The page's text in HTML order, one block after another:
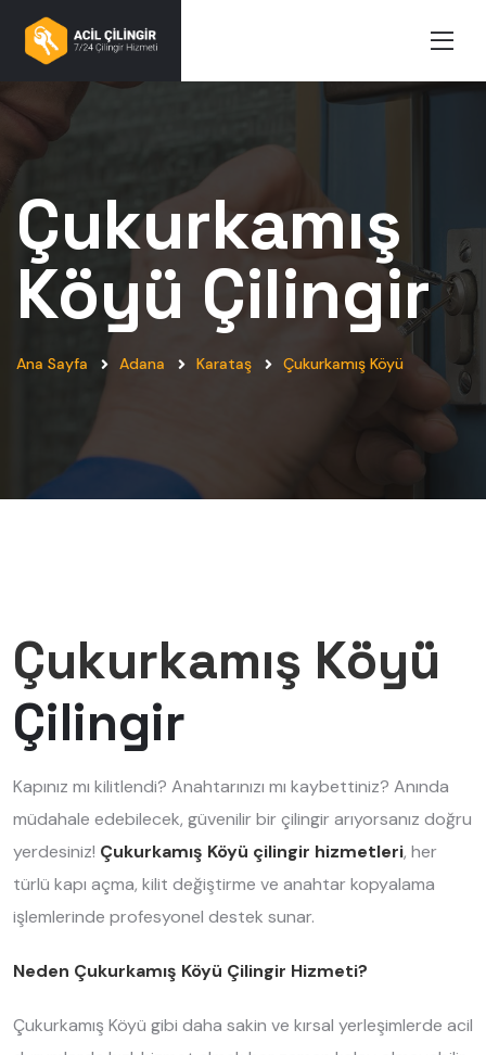
Çukurkamış
Köyü Çilingir
Ana Sayfa Adana Karataş Çukurkamış Köyü
Çukurkamış Köyü
Çilingir
Kapınız mı kilitlendi? Anahtarınızı mı kaybettiniz? Anında
müdahale edebilecek, güvenilir bir çilingir arıyorsanız doğru
yerdesiniz! Çukurkamış Köyü çilingir hizmetleri, her
türlü kapı açma, kilit değiştirme ve anahtar kopyalama
işlemlerinde profesyonel destek sunar.
Neden Çukurkamış Köyü Çilingir Hizmeti?
Çukurkamış Köyü gibi daha sakin ve kırsal yerleşimlerde acil